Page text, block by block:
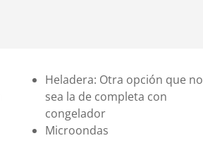
Heladera: Otra opción que no
sea la de completa con
congelador
Microondas